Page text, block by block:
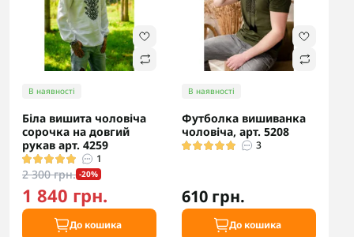
В наявності
Біла вишита чоловіча
сорочка на довгий
рукав арт. 4259
1
2 300 грн. -20%
1 840 грн.
До кошика
В наявності
Футболка вишиванка
чоловіча, арт. 5208
3
610 грн.
До кошика